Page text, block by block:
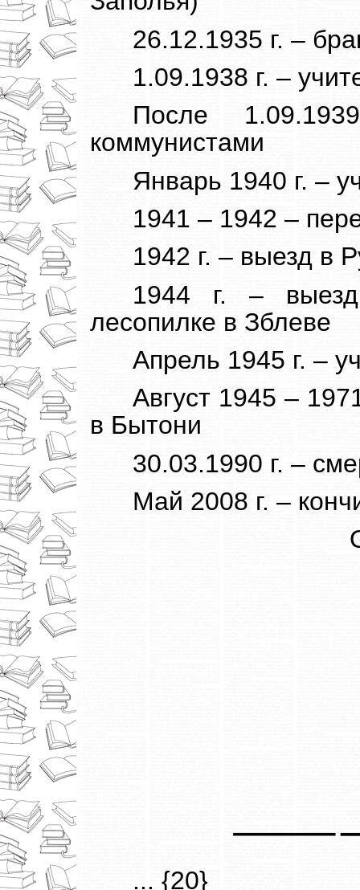
26.12.1935 г. –
1.09.1938 г. –
После
коммунистами
Январь 1940 г. –
1941 – 1942 –
1942 г. – выезд в
1944 г. –
лесопилке в Зблеве
Апрель 1945 г. –
Август 1945 –
в Бытони
30.03.1990 г. –
Май 2008 г. –
... {20}